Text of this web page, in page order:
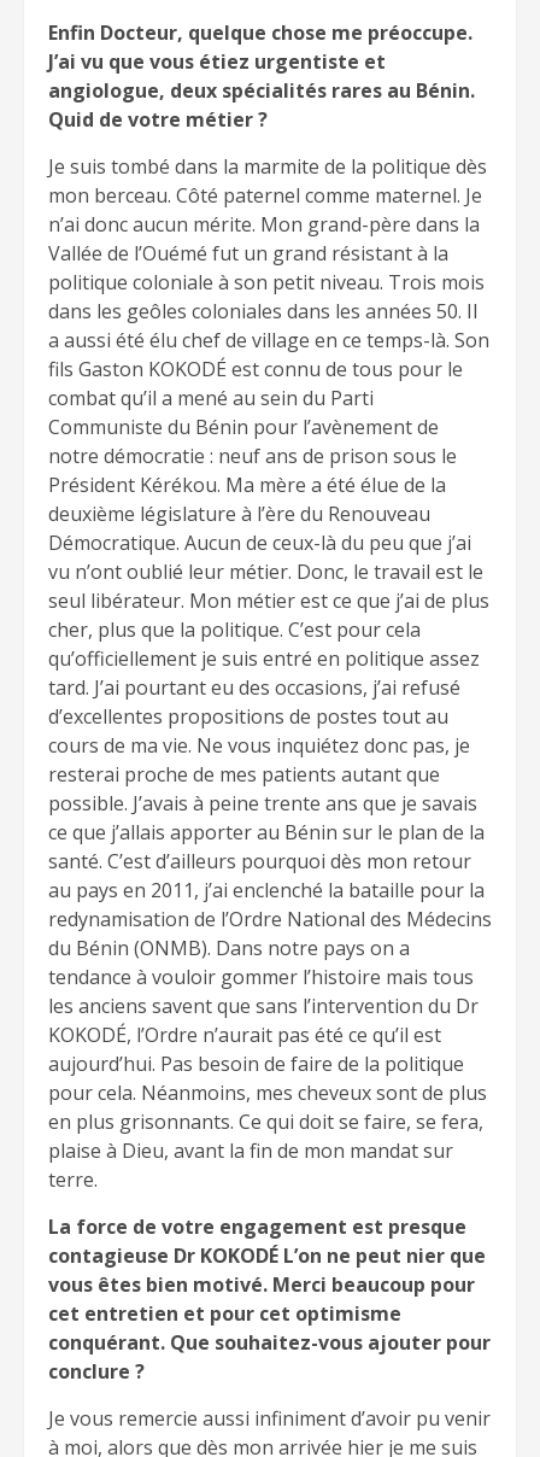
Enfin Docteur, quelque chose me préoccupe.
J’ai vu que vous étiez urgentiste et
angiologue, deux spécialités rares au Bénin.
Quid de votre métier ?
Je suis tombé dans la marmite de la politique dès
mon berceau. Côté paternel comme maternel. Je
n’ai donc aucun mérite. Mon grand-père dans la
Vallée de l’Ouémé fut un grand résistant à la
politique coloniale à son petit niveau. Trois mois
dans les geôles coloniales dans les années 50. Il
a aussi été élu chef de village en ce temps-là. Son
fils Gaston KOKODÉ est connu de tous pour le
combat qu’il a mené au sein du Parti
Communiste du Bénin pour l’avènement de
notre démocratie : neuf ans de prison sous le
Président Kérékou. Ma mère a été élue de la
deuxième législature à l’ère du Renouveau
Démocratique. Aucun de ceux-là du peu que j’ai
vu n’ont oublié leur métier. Donc, le travail est le
seul libérateur. Mon métier est ce que j’ai de plus
cher, plus que la politique. C’est pour cela
qu’officiellement je suis entré en politique assez
tard. J’ai pourtant eu des occasions, j’ai refusé
d’excellentes propositions de postes tout au
cours de ma vie. Ne vous inquiétez donc pas, je
resterai proche de mes patients autant que
possible. J’avais à peine trente ans que je savais
ce que j’allais apporter au Bénin sur le plan de la
santé. C’est d’ailleurs pourquoi dès mon retour
au pays en 2011, j’ai enclenché la bataille pour la
redynamisation de l’Ordre National des Médecins
du Bénin (ONMB). Dans notre pays on a
tendance à vouloir gommer l’histoire mais tous
les anciens savent que sans l’intervention du Dr
KOKODÉ, l’Ordre n’aurait pas été ce qu’il est
aujourd’hui. Pas besoin de faire de la politique
pour cela. Néanmoins, mes cheveux sont de plus
en plus grisonnants. Ce qui doit se faire, se fera,
plaise à Dieu, avant la fin de mon mandat sur
terre.
La force de votre engagement est presque
contagieuse Dr KOKODÉ L’on ne peut nier que
vous êtes bien motivé. Merci beaucoup pour
cet entretien et pour cet optimisme
conquérant. Que souhaitez-vous ajouter pour
conclure ?
Je vous remercie aussi infiniment d’avoir pu venir
à moi, alors que dès mon arrivée hier je me suis